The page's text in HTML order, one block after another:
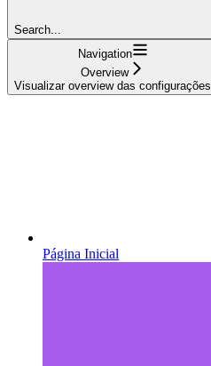
Search...
Navigation
Overview
Visualizar overview das configurações
Página Inicial